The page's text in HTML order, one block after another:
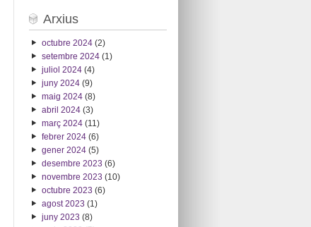
Arxius
octubre 2024(2)
setembre 2024(1)
juliol 2024(4)
juny 2024(9)
maig 2024(8)
abril 2024(3)
març 2024(11)
febrer 2024(6)
gener 2024(5)
desembre 2023 (6)
novembre 2023 (10)
octubre 2023 (6)
agost 2023 (1)
juny 2023 (8)